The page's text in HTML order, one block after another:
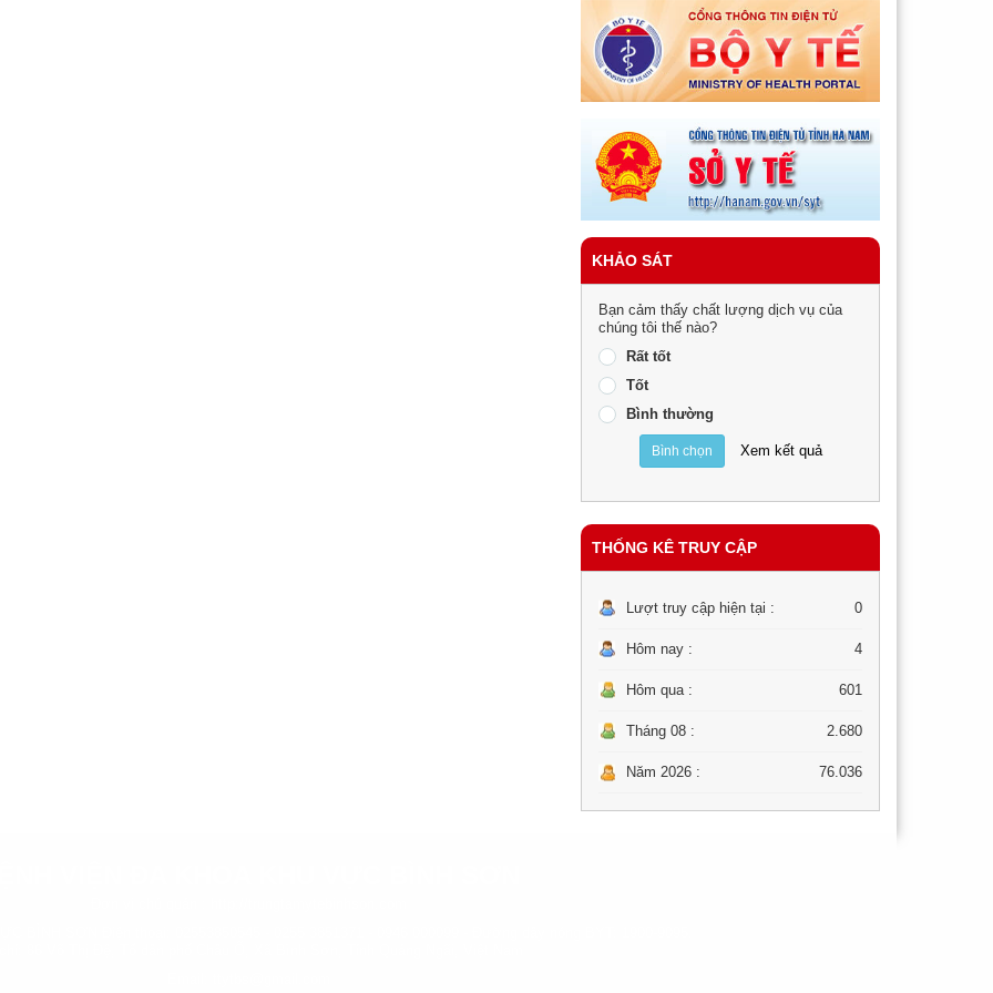
KHẢO SÁT
Bạn cảm thấy chất lượng dịch vụ của
chúng tôi thế nào?
Rất tốt
Tốt
Bình thường
Bình chọn Xem kết quả
THỐNG KÊ TRUY CẬP
Lượt truy cập hiện tại : 0
Hôm nay : 4
Hôm qua : 601
Tháng 08 : 2.680
Năm 2026 : 76.036